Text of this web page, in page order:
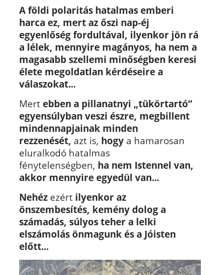
A földi polaritás hatalmas emberi
harca ez, mert az őszi nap-éj
egyenlőség fordultával, ilyenkor jön rá
a lélek, mennyire magányos, ha nem a
magasabb szellemi minőségben keresi
élete megoldatlan kérdéseire a
válaszokat...
Mert ebben a pillanatnyi „tükörtartó”
egyensúlyban veszi észre, megbillent
mindennapjainak minden
rezzenését, azt is, hogya hamarosan
eluralkodó hatalmas
fénytelenségben, ha nem Istennel van,
akkor mennyire egyedül van...
Nehézezért ilyenkor az
önszembesítés, kemény dolog a
számadás, súlyos teher a lelki
elszámolás önmagunk és a Jóisten
előtt...